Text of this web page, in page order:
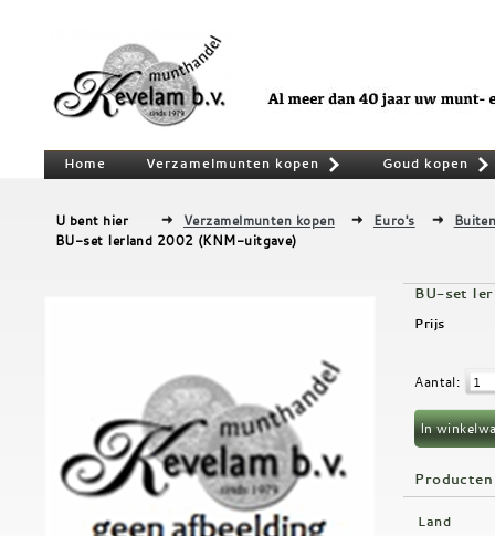
Home Verzamelmunten kopen Goud kopen
U bent hier Verzamelmunten kopen Euro's
BU-set Ierland 2002 (KNM-uitgave)
BU-set
Prijs
Aantal:
Land